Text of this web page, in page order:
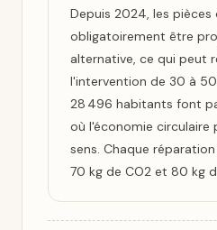
Depuis 2024, les
obligatoirement être
alternative, ce qui peut
l'intervention de 30 à
28 496 habitants font
où l'économie circulaire
sens. Chaque
70 kg de CO2 et 80 kg